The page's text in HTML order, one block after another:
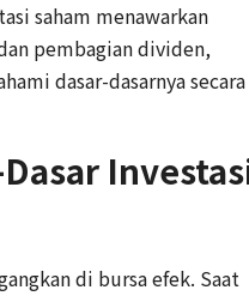
saham menawarkan
pembagian dividen,
dasar-dasarnya secara
di bursa efek. Saat